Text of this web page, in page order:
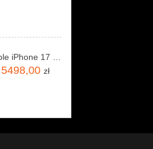
5498,00 zł